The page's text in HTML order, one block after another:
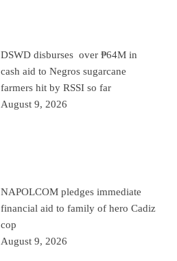
DSWD disburses over ₱64M in
cash aid to Negros sugarcane
farmers hit by RSSI so far
August 9, 2026
NAPOLCOM pledges immediate
financial aid to family of hero Cadiz
cop
August 9, 2026